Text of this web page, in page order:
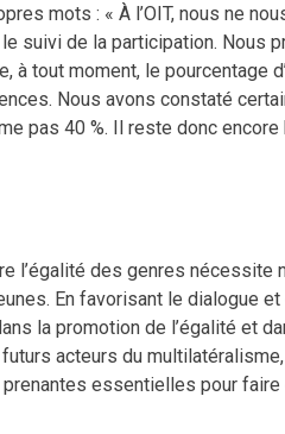
mots : « À l’OIT, nous ne
suivi de la participation. Nous
à tout moment, le pourcentage
Nous avons constaté
pas 40 %. Il reste donc encore
l’égalité des genres nécessite
En favorisant le dialogue
la promotion de l’égalité et
acteurs du
essentielles pour faire